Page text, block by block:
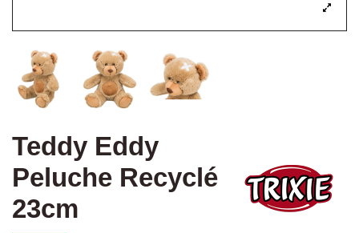
Teddy Eddy
Peluche Recyclé
23cm